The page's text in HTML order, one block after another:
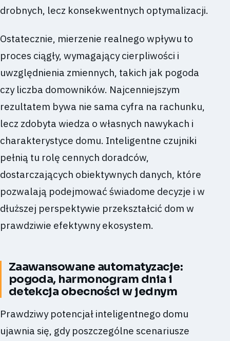
drobnych, lecz konsekwentnych optymalizacji.
Ostatecznie, mierzenie realnego wpływu to
proces ciągły, wymagający cierpliwości i
uwzględnienia zmiennych, takich jak pogoda
czy liczba domowników. Najcenniejszym
rezultatem bywa nie sama cyfra na rachunku,
lecz zdobyta wiedza o własnych nawykach i
charakterystyce domu. Inteligentne czujniki
pełnią tu rolę cennych doradców,
dostarczających obiektywnych danych, które
pozwalają podejmować świadome decyzje i w
dłuższej perspektywie przekształcić dom w
prawdziwie efektywny ekosystem.
Zaawansowane automatyzacje:
pogoda, harmonogram dnia i
detekcja obecności w jednym
Prawdziwy potencjał inteligentnego domu
ujawnia się, gdy poszczególne scenariusze